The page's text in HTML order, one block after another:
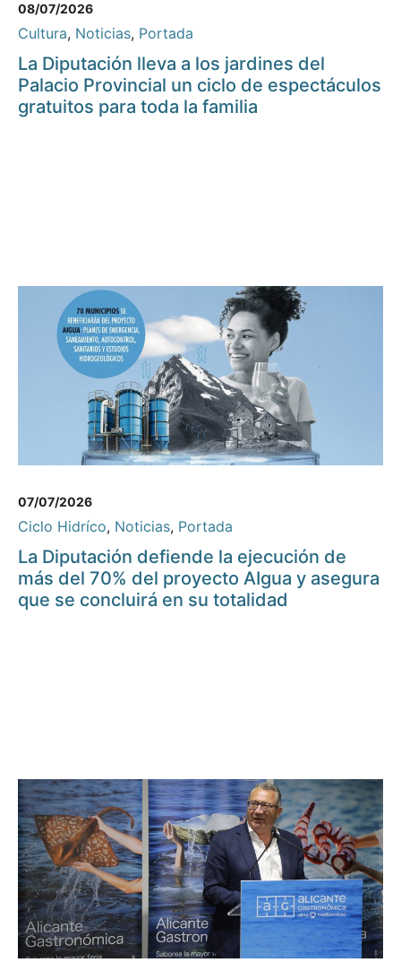
08/07/2026
Cultura, Noticias, Portada
La Diputación lleva a los jardines del
Palacio Provincial un ciclo de espectáculos
gratuitos para toda la familia
07/07/2026
Ciclo Hidríco, Noticias, Portada
La Diputación defiende la ejecución de
más del 70% del proyecto AIgua y asegura
que se concluirá en su totalidad